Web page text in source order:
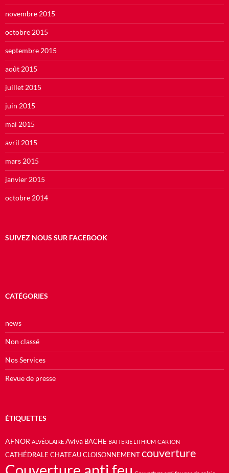
novembre 2015
octobre 2015
septembre 2015
août 2015
juillet 2015
juin 2015
mai 2015
avril 2015
mars 2015
janvier 2015
octobre 2014
SUIVEZ NOUS SUR FACEBOOK
CATÉGORIES
news
Non classé
Nos Services
Revue de presse
ÉTIQUETTES
AFNOR ALVÉOLAIRE Aviva BACHE BATTERIE LITHIUM CARTON
CATHÉDRALE CHATEAU CLOISONNEMENT couverture